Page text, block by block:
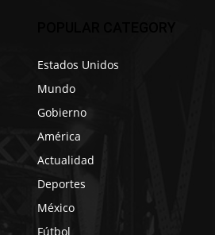
Estados Unidos
Mundo
Gobierno
América
Actualidad
Deportes
México
Fútbol